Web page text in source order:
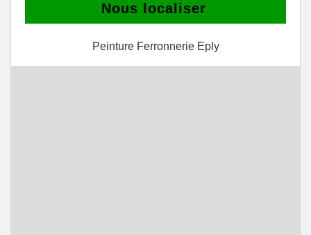
Nous localiser
Peinture Ferronnerie Eply